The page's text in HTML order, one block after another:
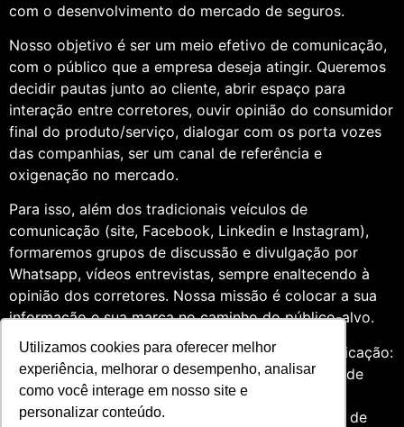
Utilizamos cookies para oferecer melhor
experiência, melhorar o desempenho, analisar
como você interage em nosso site e
personalizar conteúdo.
com o desenvolvimento do mercado de seguros.
Nosso objetivo é ser um meio efetivo de comunicação,
com o público que a empresa deseja atingir. Queremos
decidir pautas junto ao cliente, abrir espaço para
interação entre corretores, ouvir opinião do consumidor
final do produto/serviço, dialogar com os porta vozes
das companhias, ser um canal de referência e
oxigenação no mercado.
Para isso, além dos tradicionais veículos de
comunicação (site, Facebook, Linkedin e Instagram),
formaremos grupos de discussão e divulgação por
Whatsapp, vídeos entrevistas, sempre enaltecendo à
opinião dos corretores. Nossa missão é colocar a sua
informação e sua marca no caminho do público-alvo.
Somos profissionais formados na área de comunicação:
Jornalismo e Relações Públicas. Assim, por meio de
uma análise de quatro anos do setor de seguros,
entendemos que fazer um trabalho diversificado, de